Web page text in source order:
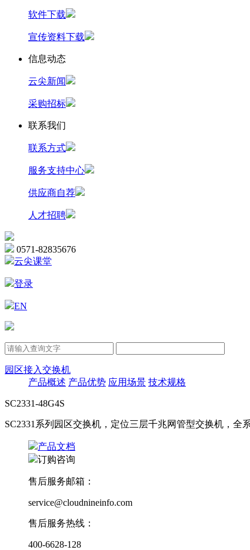
软件下载
宣传资料下载
信息动态
云尖新闻
采购招标
联系我们
联系方式
服务支持中心
供应商自荐
人才招聘
0571-82835676
云尖课堂
登录
EN
园区接入交换机
产品概述 产品优势 应用场景 技术规格
SC2331-48G4S
SC2331系列园区交换机，定位三层千兆网管型交换机，
产品文档
订购咨询
售后服务邮箱：
service@cloudnineinfo.com
售后服务热线：
400-6628-128